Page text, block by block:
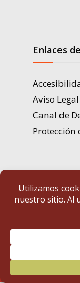
Enlaces
Aviso Legal
Canal de
Protección
Portal de